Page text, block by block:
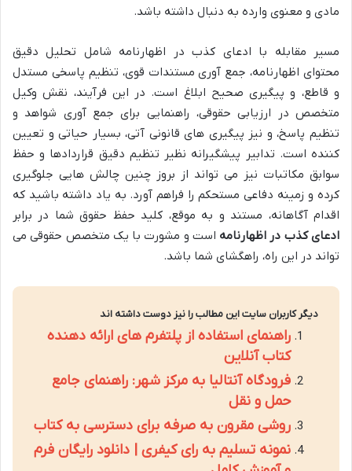
مادی و معنوی وارده به دنبال داشته باشد.
مسیر مقابله با ادعای کذب در اظهارنامه شامل تحلیل دقیق
محتوای اظهارنامه، جمع آوری مستندات قوی، تنظیم پاسخی مستدل
و قاطع، و پیگیری صحیح ابلاغ است. در این فرآیند، نقش وکیل
متخصص در ارزیابی حقوقی، راهنمایی برای جمع آوری شواهد و
تنظیم پاسخ، و نیز پیگیری های قانونی آتی، بسیار حیاتی و تعیین
کننده است. تدابیر پیشگیرانه نظیر تنظیم دقیق قراردادها و حفظ
سوابق مکاتبات نیز می تواند از بروز چنین چالش هایی جلوگیری
کرده و زمینه دفاعی مستحکم را فراهم آورد. به یاد داشته باشید که
اقدام آگاهانه، مستند و به موقع، کلید حفظ حقوق شما در برابر
ادعای کذب در اظهارنامه است و مشورت با یک متخصص حقوقی می
تواند در این راه، راهگشای شما باشد.
دیگر کاربران سایت این مطالب را نیز دوست داشته اند
راهنمای استفاده از پلتفرم های ارائه دهنده
کتاب آنلاین
فرودگاه آنتالیا به مرکز شهر: راهنمای جامع
حمل و نقل
روشی مقرون به صرفه برای دسترسی به کتاب
نمونه تسلیم به رای کیفری | دانلود رایگان فرم